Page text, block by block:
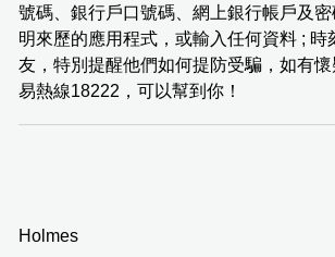
號碼、銀行戶口號碼、網上銀行帳戶及
明來歷的應用程式，或輸入任何資料 ; 時
友，特別提醒他們如何提防受騙，如有
易熱線18222，可以幫到你！
Holmes